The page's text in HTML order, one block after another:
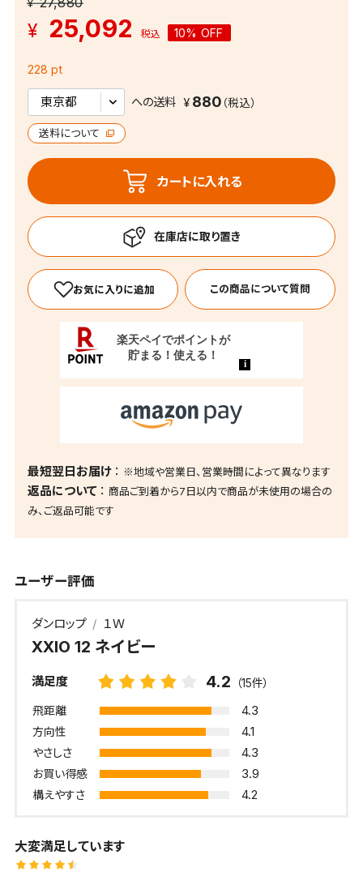
¥
¥ 25,092 税込 10% OFF
228 pt
への送料 880
送料について
カートに入れる
この商品について質問
最短翌日お届け ※地域や営業日、営業時間によって異なります
返品について
商品ご到着から7日以内で商品が未使用の場合の
み、ご返品可能です
ユーザー評価
ダンロップ １Ｗ
XXIO 12 ネイビー
満足度 4.2 （15件）
飛距離 4.3
方向性 4.1
やさしさ 4.3
お買い得感 3.9
構えやすさ 4.2
大変満足しています